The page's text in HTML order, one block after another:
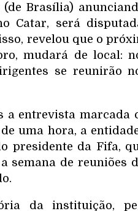
Brasília)
Catar, será
revelou que o
mudará de local:
se reunirão
a entrevista marcada
uma hora, a
presidente da Fifa,
de reuniões
da instituição,